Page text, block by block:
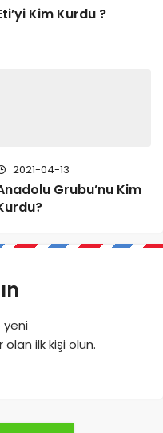
Kim Kurdu ?
2021-04-13
Grubu’nu Kim
ilk kişi olun.